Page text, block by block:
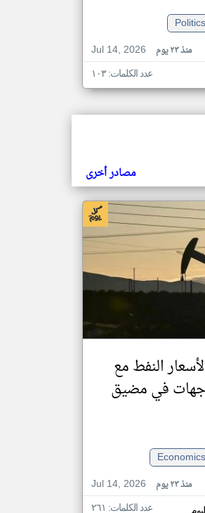
Politics
Jul 14, 2026
منذ ٢٣ يوم
عدد الكلمات: ١٠٣
مصادر أخرى
النفط مع
في مضيق
Economics
Jul 14, 2026
منذ ٢٣ يوم
عدد الكلمات: ٢٦١